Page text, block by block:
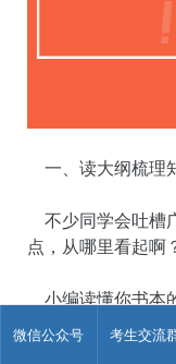
微信公众号 考生交流
一、读大纲梳理
不少同学会吐槽
点，从哪里看起啊
小编读懂你书本
出。这边看两页，